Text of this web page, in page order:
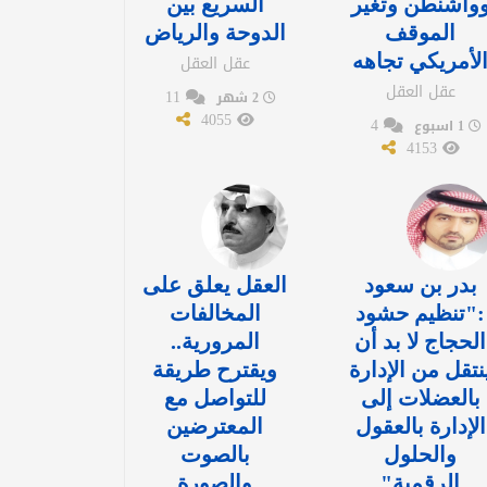
الموقف
الأمريكي تجاهه
عقل العقل
4
4153
الدوحة والرياض
عقل العقل
2 شهر
4055
بدر بن سعود
:"تنظيم حشود
الحجاج لا بد أن
من الإدارة
بالعضلات إلى
الإدارة بالعقول
والحلول
العقل يعلق على
المخالفات
المرورية..
ويقترح طريقة
للتواصل مع
المعترضين
بالصوت